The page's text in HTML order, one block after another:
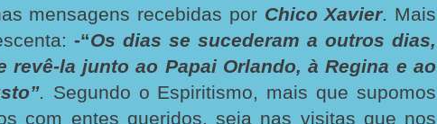
mensagens recebidas por Chico Xavier. Mais
-“Os dias se sucederam a outros dias,
revê-la junto ao Papai Orlando, à Regina e ao
. Segundo o Espiritismo, mais que supomos
com entes queridos, seja nas visitas que nos